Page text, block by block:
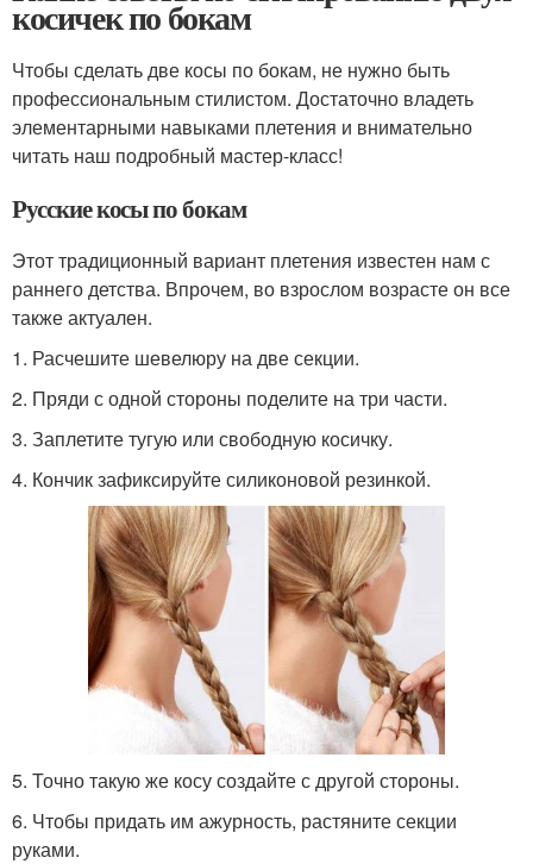
косичек по бокам
Чтобы сделать две косы по бокам, не нужно быть
профессиональным стилистом. Достаточно владеть
элементарными навыками плетения и внимательно
читать наш подробный мастер-класс!
Русские косы по бокам
Этот традиционный вариант плетения известен нам с
раннего детства. Впрочем, во взрослом возрасте он все
также актуален.
1. Расчешите шевелюру на две секции.
2. Пряди с одной стороны поделите на три части.
3. Заплетите тугую или свободную косичку.
4. Кончик зафиксируйте силиконовой резинкой.
5. Точно такую же косу создайте с другой стороны.
6. Чтобы придать им ажурность, растяните секции
руками.